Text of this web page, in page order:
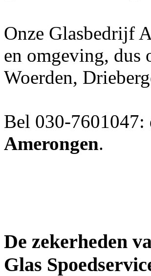
Onze Glasbedrijf
en omgeving, dus
Woerden,
Bel 030-7601047:
Amerongen.
De zekerheden
Glas